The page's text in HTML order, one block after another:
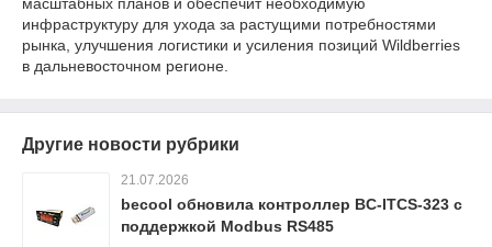
инфраструктуру для ухода за растущими потребностями
рынка, улучшения логистики и усиления позиций Wildberries
в дальневосточном регионе.
Другие новости рубрики
21.07.2026
becool обновила контроллер BC-ITCS-323 с
поддержкой Modbus RS485